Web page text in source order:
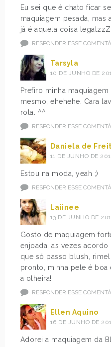
Eu sei que é chato ficar
maquiagem pesada, mas
já é aquela coisa
RESPONDER ESSE
Tarsyla
10 DE JUNHO DE
Prefiro minha maquiagem
mesmo, ehehehe. Cara
rola. ^^
RESPONDER ESSE
Daniela de
11 DE JUNHO DE
Estou na moda, yeah ;)
RESPONDER ESSE
Laiinee
13 DE JUNHO DE
Gosto de maquiagem
enjoada, as vezes acordo
que só passo blush,
pronto, minha pele é boa
a olheira!
RESPONDER ESSE
Ellen Aquino
16 DE JUNHO DE
Adorei a maquiagem da